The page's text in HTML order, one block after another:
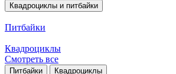
Квадроциклы и питбайки
Питбайки
Квадроциклы
Смотреть все
Питбайки Квадроциклы